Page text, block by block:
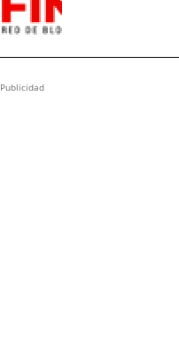
Publicidad